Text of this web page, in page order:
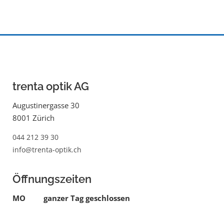
trenta optik AG
Augustinergasse 30
8001 Zürich
044 212 39 30
info@trenta-optik.ch
Öffnungszeiten
MO ganzer Tag geschlossen